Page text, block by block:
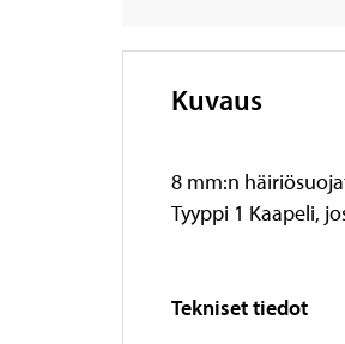
Kuvaus
8 mm:n
Tyyppi 1 Kaapeli,
Tekniset tiedot